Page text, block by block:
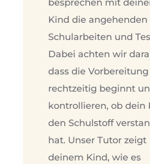
besprechen mit
Kind die angehenden
Schularbeiten und
Dabei achten wir
dass die Vorbereitung
rechtzeitig beginnt
kontrollieren, ob dein
den Schulstoff
hat. Unser Tutor zeigt
deinem Kind, wie es